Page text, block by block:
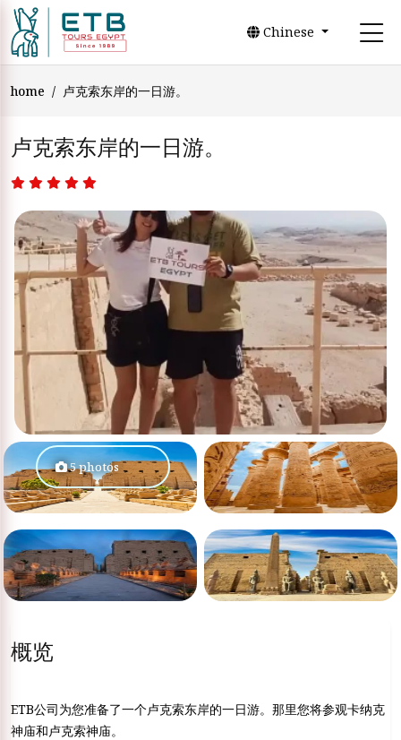
Chinese
home 卢克索东岸的一日游。
卢克索东岸的一日游。
5 photos
概览
ETB公司为您准备了一个卢克索东岸的一日游。那里您将参观卡纳克
神庙和卢克索神庙。